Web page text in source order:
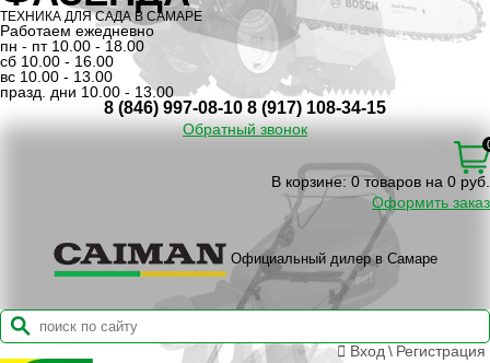
ТЕХНИКА ДЛЯ САДА В САМАРЕ
Работаем ежедневно
пн - пт 10.00 - 18.00
сб 10.00 - 16.00
вс 10.00 - 13.00
празд. дни 10.00 - 13.00
8 (846) 997-08-10 8 (917) 108-34-15
Обратный звонок
В корзине: 0 товаров на 0 руб.
Оформить заказ
Официальный дилер в Самаре
Вход \ Регистрация